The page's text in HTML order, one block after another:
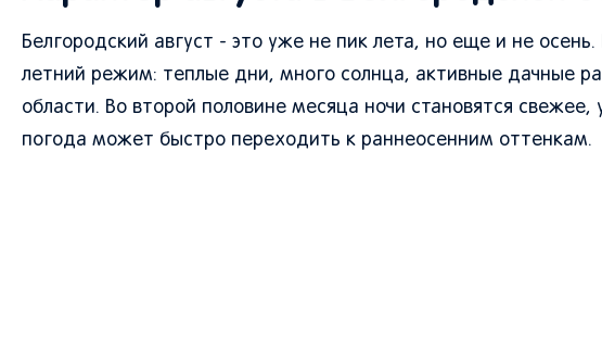
Белгородский август - это уже не пик лета, но еще и не
летний режим: теплые дни, много солнца, активные дачные
области. Во второй половине месяца ночи становятся
погода может быстро переходить к раннеосенним оттенкам.